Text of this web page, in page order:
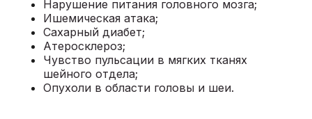
Нарушение питания головного мозга;
Ишемическая атака;
Сахарный диабет;
Атеросклероз;
Чувство пульсации в мягких тканях
шейного отдела;
Опухоли в области головы и шеи.